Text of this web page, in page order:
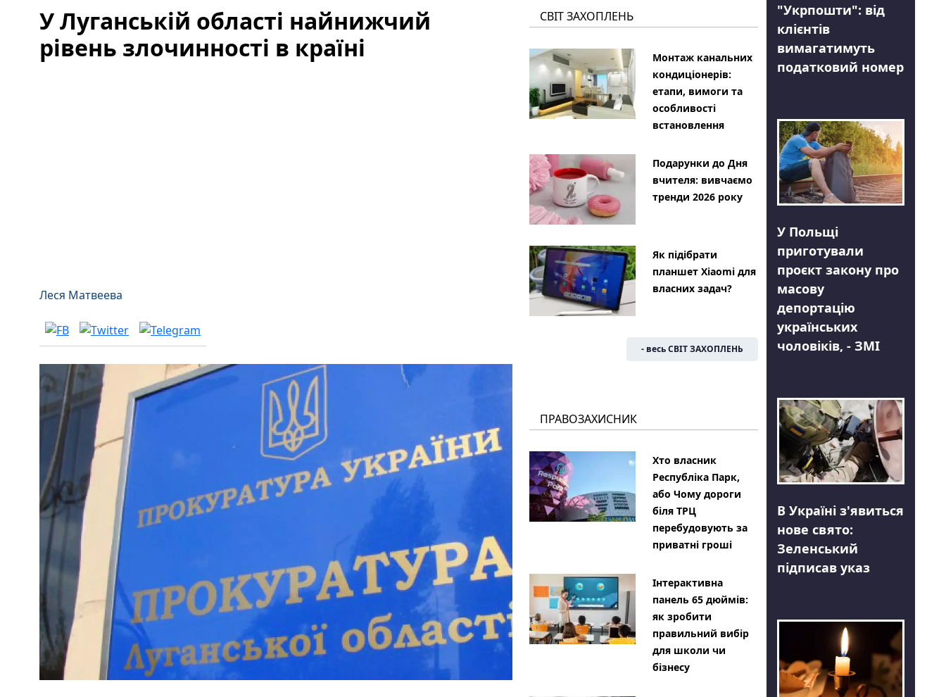
У Луганській області найнижчий
рівень злочинності в країні
Леся Матвеева
СВІТ ЗАХОПЛЕНЬ
Монтаж канальних
кондиціонерів:
етапи, вимоги та
особливості
встановлення
Подарунки до Дня
вчителя: вивчаємо
тренди 2026 року
Як підібрати
планшет Xiaomi для
власних задач?
- весь СВІТ ЗАХОПЛЕНЬ
ПРАВОЗАХИСНИК
Хто власник
Республіка Парк,
або Чому дороги
біля ТРЦ
перебудовують за
приватні гроші
Інтерактивна
панель 65 дюймів:
як зробити
правильний вибір
для школи чи
бізнесу
"Укрпошти": від
клієнтів
вимагатимуть
податковий номер
У Польщі
приготували
проєкт закону про
масову
депортацію
українських
чоловіків, - ЗМІ
В Україні з'явиться
нове свято:
Зеленський
підписав указ